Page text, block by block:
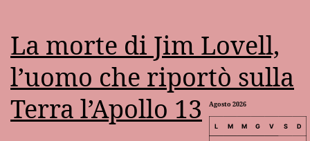
La morte di Jim Lovell,
l’uomo che riportò sulla
Terra l’Apollo 13
Agosto 2026
L M M G V S D